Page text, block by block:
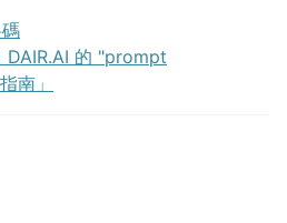
DAIR.AI 的 "prompt
南」